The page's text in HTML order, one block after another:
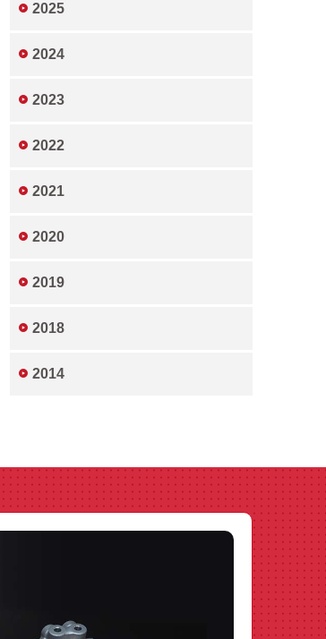
2025
2024
2023
2022
2021
2020
2019
2018
2014